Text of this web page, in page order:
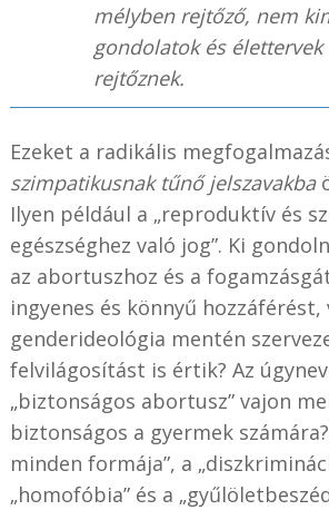
mélyben rejtőző, nem
gondolatok és élettervek
rejtőznek.
Ezeket a radikális
szimpatikusnak tűnő jelszavakba
Ilyen például a „reproduktív és
egészséghez való jog”. Ki
az abortuszhoz és a
ingyenes és könnyű
genderideológia mentén
felvilágosítást is értik? Az
„biztonságos abortusz” vajon
biztonságos a gyermek számára?
minden formája”, a
„homofóbia” és a